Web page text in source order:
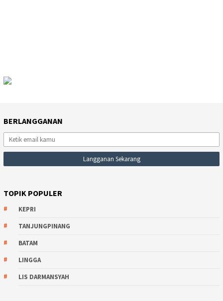
BERLANGGANAN
TOPIK POPULER
KEPRI
TANJUNGPINANG
BATAM
LINGGA
LIS DARMANSYAH